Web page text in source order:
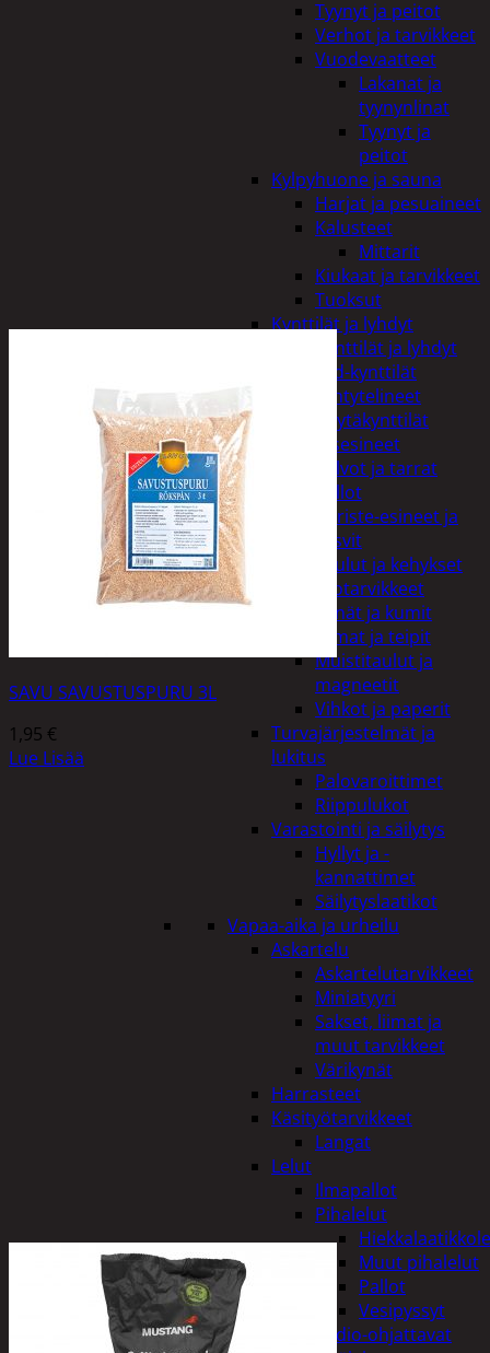
Tyynyt ja peitot
Verhot ja tarvikkeet
Vuodevaatteet
Lakanat ja
tyynynlinat
Tyynyt ja
peitot
Kylpyhuone ja sauna
Harjat ja pesuaineet
Kalusteet
Mittarit
Kiukaat ja tarvikkeet
Tuoksut
Kynttilät ja lyhdyt
Kynttilät ja lyhdyt
Led-kynttilät
Lyhtytelineet
Pöytäkynttilät
Sisustusesineet
Kalvot ja tarrat
Kellot
Koriste-esineet ja
kasvit
Taulut ja kehykset
Toimistotarvikkeet
Kynät ja kumit
Liimat ja teipit
Muistitaulut ja
magneetit
Vihkot ja paperit
Turvajärjestelmät ja
lukitus
Palovaroittimet
Riippulukot
Varastointi ja säilytys
Hyllyt ja -
kannattimet
Säilytyslaatikot
Vapaa-aika ja urheilu
Askartelu
Askartelutarvikkeet
Miniatyyri
Sakset, liimat ja
muut tarvikkeet
Värikynät
Harrasteet
Käsityötarvikkeet
Langat
Lelut
Ilmapallot
Pihalelut
Muut pihalelut
Pallot
Vesipyssyt
Radio-ohjattavat
SAVU SAVUSTUSPURU 3L
1,95 €
Lue Lisää